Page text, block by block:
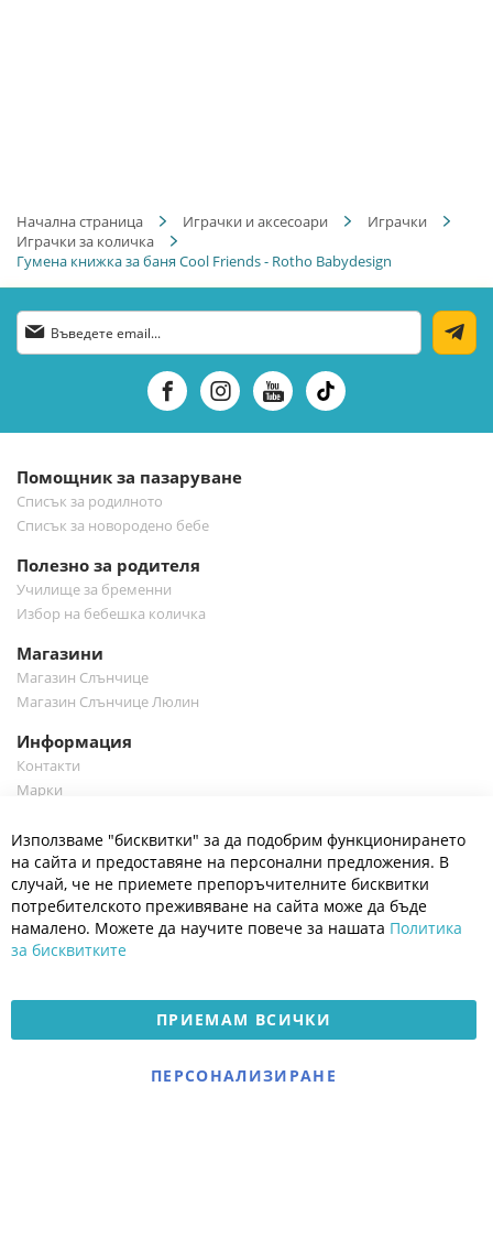
Начална страница Играчки и аксесоари
Играчки
Играчки за количка
Гумена книжка за баня Cool Friends - Rotho Babydesign
Абонирай
се
бюлетин:
Помощник за пазаруване
Списък за родилното
Списък за новородено бебе
Полезно за родителя
Училище за бременни
Избор на бебешка количка
Магазини
Магазин Слънчице
Магазин Слънчице Люлин
Информация
Контакти
Марки
Полезно
Общи условия
Политика за поверителност
Платформа за OPC
Доставка и плащане
Електронен магазин
разработен и поддържан
Използваме "бисквитки" за да подобрим функционирането
на сайта и предоставяне на персонални предложения. В
случай, че не приемете препоръчителните бисквитки
потребителското преживяване на сайта може да бъде
намалено. Можете да научите повече за нашата Политика
за бисквитките
ПРИЕМАМ ВСИЧКИ
ПЕРСОНАЛИЗИРАНЕ